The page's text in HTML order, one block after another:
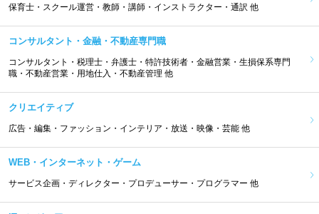
保育士・スクール運営・教師・講師・インストラクター・通訳 他
コンサルタント・金融・不動産専門職
コンサルタント・税理士・弁護士・特許技術者・金融営業・生損保系専門
職・不動産営業・用地仕入・不動産管理 他
クリエイティブ
広告・編集・ファッション・インテリア・放送・映像・芸能 他
WEB・インターネット・ゲーム
サービス企画・ディレクター・プロデューサー・プログラマー 他